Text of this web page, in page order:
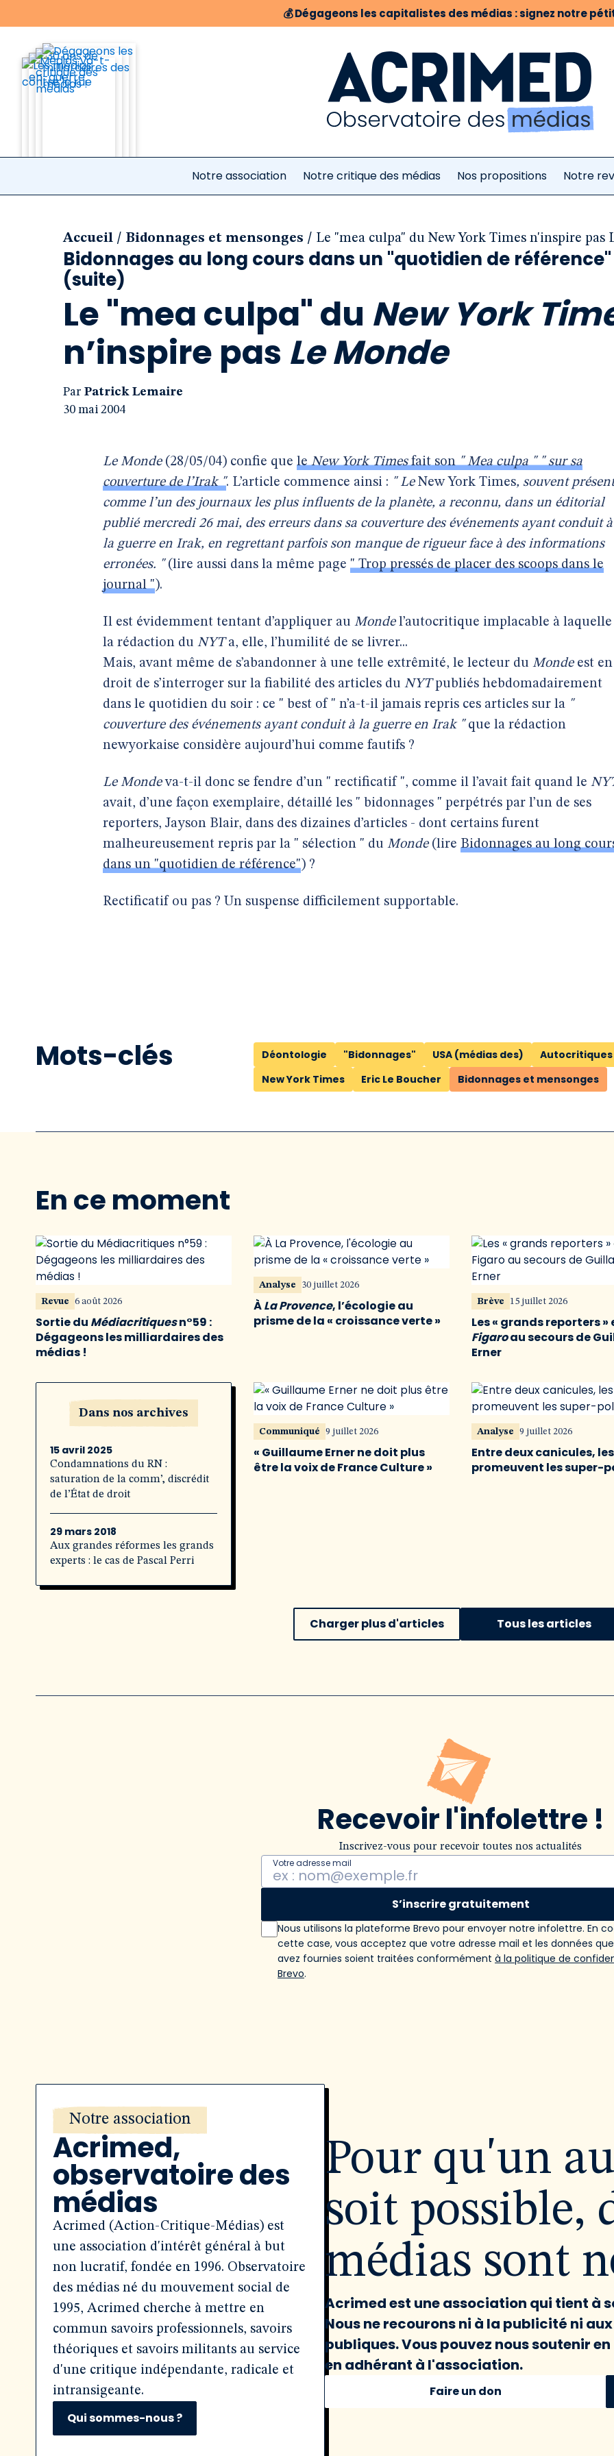
💰Dégageons les capitalistes des médias : signez notre
Notre association Notre critique des médias Nos propositions Notre
Accueil / Bidonnages et mensonges / Le "mea culpa" du New York Times n'inspire pas
Bidonnages au long cours dans un "quotidien de référence"
(suite)
Le "mea culpa" du New York
n’inspire pas Le Monde
Par Patrick Lemaire
30 mai 2004
Le Monde(28/05/04) confie que leNew York Timesfait son" Mea culpa " " sur sa
couverture de l’Irak ". L’article commence ainsi : " Le New York Times, souvent
comme l’un des journaux les plus influents de la planète, a reconnu, dans un éditorial
publié mercredi 26 mai, des erreurs dans sa couverture des événements ayant conduit à
la guerre en Irak, en regrettant parfois son manque de rigueur face à des informations
erronées. "(lire aussi dans la même page " Trop pressés de placer des scoops dans le
journal ").
Il est évidemment tentant d’appliquer au Mondel’autocritique implacable à laquelle
la rédaction du NYTa, elle, l’humilité de se livrer...
Mais, avant même de s’abandonner à une telle extrêmité, le lecteur du Mondeest en
droit de s’interroger sur la fiabilité des articles du NYTpubliés hebdomadairement
dans le quotidien du soir : ce " best of " n’a-t-il jamais repris ces articles sur la "
couverture des événements ayant conduit à la guerre en Irak "que la rédaction
newyorkaise considère aujourd’hui comme fautifs ?
Le Mondeva-t-il donc se fendre d’un " rectificatif ", comme il l’avait fait quand le
avait, d’une façon exemplaire, détaillé les " bidonnages " perpétrés par l’un de ses
reporters, Jayson Blair, dans des dizaines d’articles - dont certains furent
malheureusement repris par la " sélection " du Monde(lire Bidonnages au long
dans un "quotidien de référence") ?
Rectificatif ou pas ? Un suspense difficilement supportable.
Mots-clés Déontologie "Bidonnages" USA (médias des)
Autocritiques
New York Times
Eric Le Boucher Bidonnages et mensonges
En ce moment
Revue 6 août 2026
Sortie du Médiacritiquesn°59 :
Dégageons les milliardaires des
médias !
Analyse 30 juillet 2026
ÀLa Provence, l’écologie au
prisme de la « croissance verte »
Brève 15 juillet 2026
Les « grands reporters »
Figaroau secours de
Erner
Dans nos archives
15 avril 2025
Condamnations du RN :
saturation de la comm’, discrédit
de l’État de droit
29 mars 2018
Aux grandes réformes les grands
experts : le cas de Pascal Perri
Communiqué 9 juillet 2026
« Guillaume Erner ne doit plus
être la voix de France Culture »
Analyse 9 juillet 2026
Entre deux canicules,
promeuvent les super-
Charger plus d'articles Tous les articles
Recevoir l'infolettre !
Inscrivez-vous pour recevoir toutes nos actualités
Votre adresse mail
S’inscrire gratuitement
Nous utilisons la plateforme Brevo pour envoyer notre infolettre. En
cette case, vous acceptez que votre adresse mail et les données
avez fournies soient traitées conformément à la politique de
Brevo.
Notre association
Acrimed,
observatoire des
médias
Acrimed (Action-Critique-Médias) est
une association d'intérêt général à but
non lucratif, fondée en 1996. Observatoire
des médias né du mouvement social de
1995, Acrimed cherche à mettre en
commun savoirs professionnels, savoirs
théoriques et savoirs militants au service
d'une critique indépendante, radicale et
intransigeante.
Qui sommes-nous ?
Pour qu'un
soit possible,
médias sont
Acrimed est une association qui tient à
Nous ne recourons ni à la publicité ni
publiques. Vous pouvez nous soutenir
en adhérant à l'association.
Faire un don